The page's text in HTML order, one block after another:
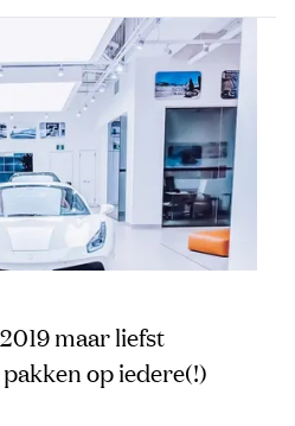
maar liefst
op iedere(!)